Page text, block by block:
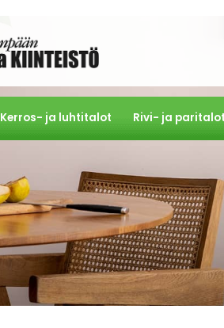
Kerros- ja luhtitalot Rivi- ja paritalot